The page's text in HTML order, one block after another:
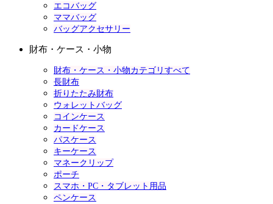
エコバッグ
ママバッグ
バッグアクセサリー
財布・ケース・小物
財布・ケース・小物カテゴリすべて
長財布
折りたたみ財布
ウォレットバッグ
コインケース
カードケース
パスケース
キーケース
マネークリップ
ポーチ
スマホ・PC・タブレット用品
ペンケース